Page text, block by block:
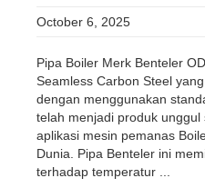
October 6, 2025
Pipa Boiler Merk Benteler
Seamless Carbon Steel
dengan menggunakan
telah menjadi produk
aplikasi mesin pemanas
Dunia. Pipa Benteler ini
terhadap temperatur ...